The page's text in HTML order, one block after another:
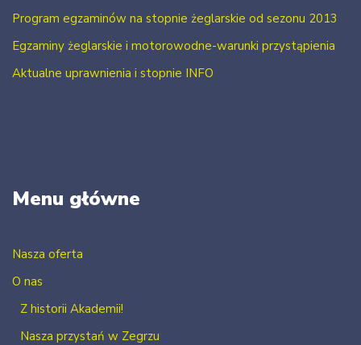
Program egzaminów na stopnie żeglarskie od sezonu 2013
Egzaminy żeglarskie i motorowodne-warunki przystąpienia
Aktualne uprawnienia i stopnie INFO
Menu główne
Nasza oferta
O nas
Z historii Akademii!
Nasza przystań w Zegrzu